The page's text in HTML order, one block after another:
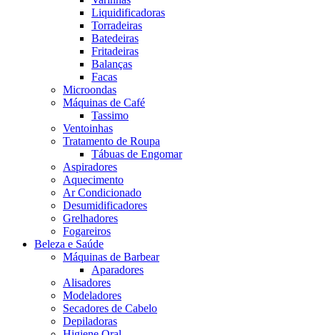
Liquidificadoras
Torradeiras
Batedeiras
Fritadeiras
Balanças
Facas
Microondas
Máquinas de Café
Tassimo
Ventoinhas
Tratamento de Roupa
Tábuas de Engomar
Aspiradores
Aquecimento
Ar Condicionado
Desumidificadores
Grelhadores
Fogareiros
Beleza e Saúde
Máquinas de Barbear
Aparadores
Alisadores
Modeladores
Secadores de Cabelo
Depiladoras